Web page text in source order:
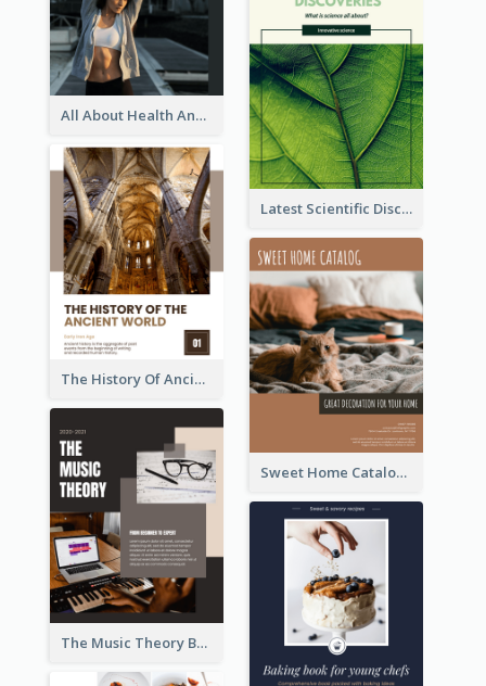
All About Health And Wellness Booklet
Latest Scientific Discoveries Booklet
The History Of Ancient World Booklet
Sweet Home Catalog
The Music Theory Booklet